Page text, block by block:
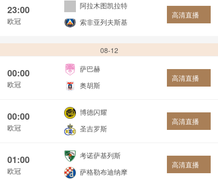
23:00
欧冠
阿拉木图凯拉特
索非亚列夫斯基
高清直播
08-12
00:00
欧冠
萨巴赫
奥胡斯
高清直播
00:00
欧冠
博德闪耀
圣吉罗斯
高清直播
01:00
欧冠
考诺萨基列斯
萨格勒布迪纳摩
高清直播